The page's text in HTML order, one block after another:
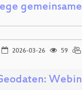
2026-03-26 59